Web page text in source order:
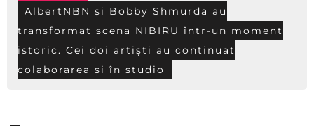
AlbertNBN și Bobby Shmurda au
transformat scena NIBIRU într-un moment
istoric. Cei doi artiști au continuat
colaborarea și în studio